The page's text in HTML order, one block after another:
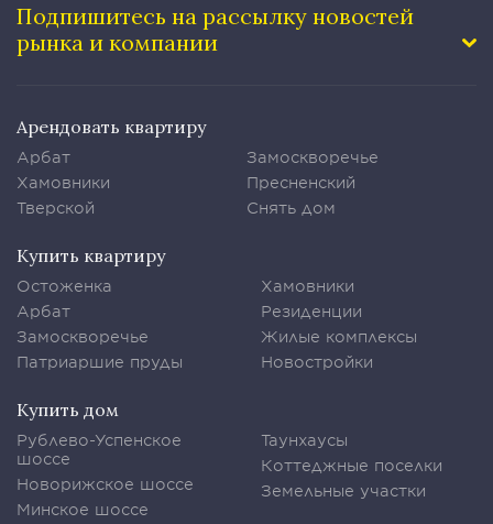
Подпишитесь на рассылку новостей
рынка и компании
Арендовать квартиру
Арбат
Хамовники
Тверской
Замоскворечье
Пресненский
Снять дом
Купить квартиру
Остоженка
Арбат
Замоскворечье
Патриаршие пруды
Хамовники
Резиденции
Жилые комплексы
Новостройки
Купить дом
Рублево-Успенское
шоссе
Новорижское шоссе
Минское шоссе
Таунхаусы
Коттеджные поселки
Земельные участки